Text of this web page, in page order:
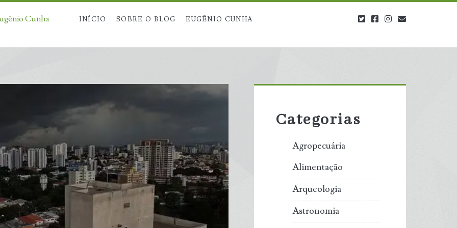
Cunha INÍCIO SOBRE O BLOG EUGÊNIO CUNHA twitterfacebookinstagram
Sidebar
Categorias
Agropecuária
Alimentação
Arqueologia
Astronomia